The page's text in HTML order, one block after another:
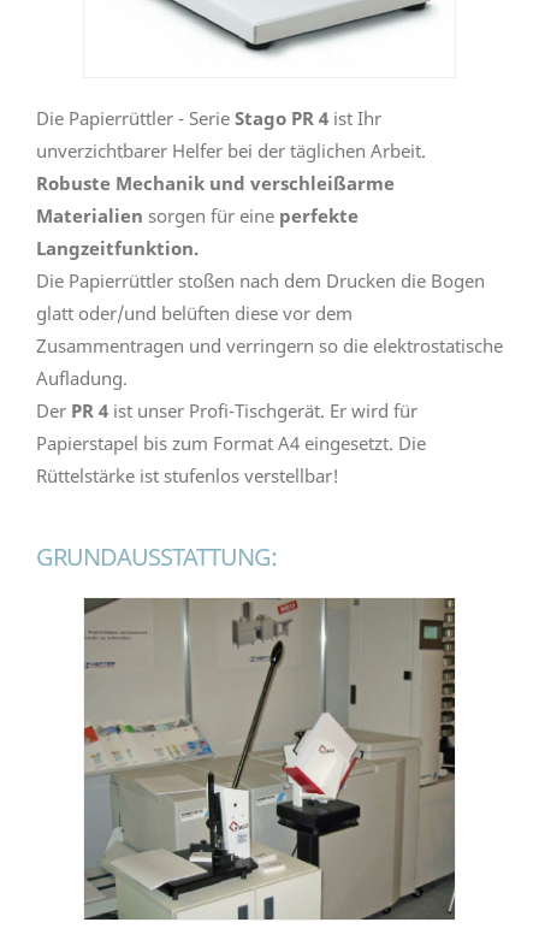
Die Papierrüttler - Serie Stago PR 4 ist Ihr
unverzichtbarer Helfer bei der täglichen Arbeit.
Robuste Mechanik und verschleißarme
Materialien sorgen für eine perfekte
Langzeitfunktion.
Die Papierrüttler stoßen nach dem Drucken die Bogen
glatt oder/und belüften diese vor dem
Zusammentragen und verringern so die elektrostatische
Aufladung.
Der PR 4 ist unser Profi-Tischgerät. Er wird für
Papierstapel bis zum Format A4 eingesetzt. Die
Rüttelstärke ist stufenlos verstellbar!
GRUNDAUSSTATTUNG: